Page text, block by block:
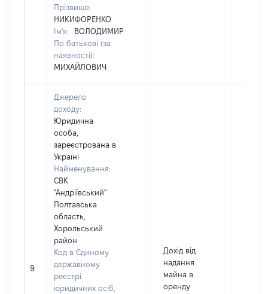
Прізвище:
НИКИФОРЕНКО
Ім'я:
ВОЛОДИМИР
По батькові (за
наявності):
МИХАЙЛОВИЧ
9
Джерело
доходу:
Юридична
особа,
зареєстрована в
Україні
Найменування:
СВК
"Андріївський"
Полтавська
область,
Хорольський
район
Код в Єдиному
державному
реєстрі
юридичних осіб,
Дохід від
надання
майна в
оренду